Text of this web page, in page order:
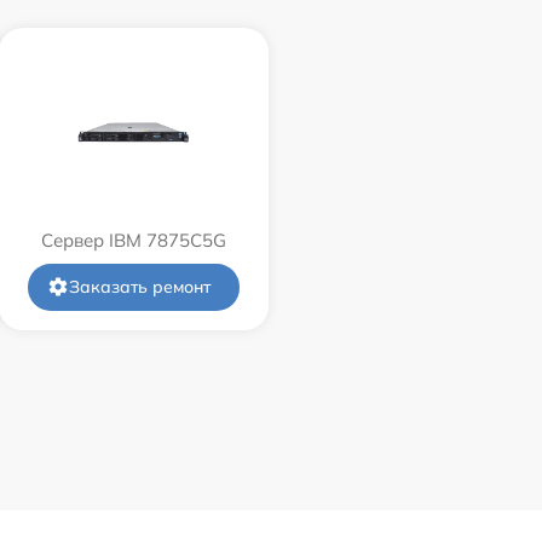
Сервер IBM 7875C5G
Заказать ремонт